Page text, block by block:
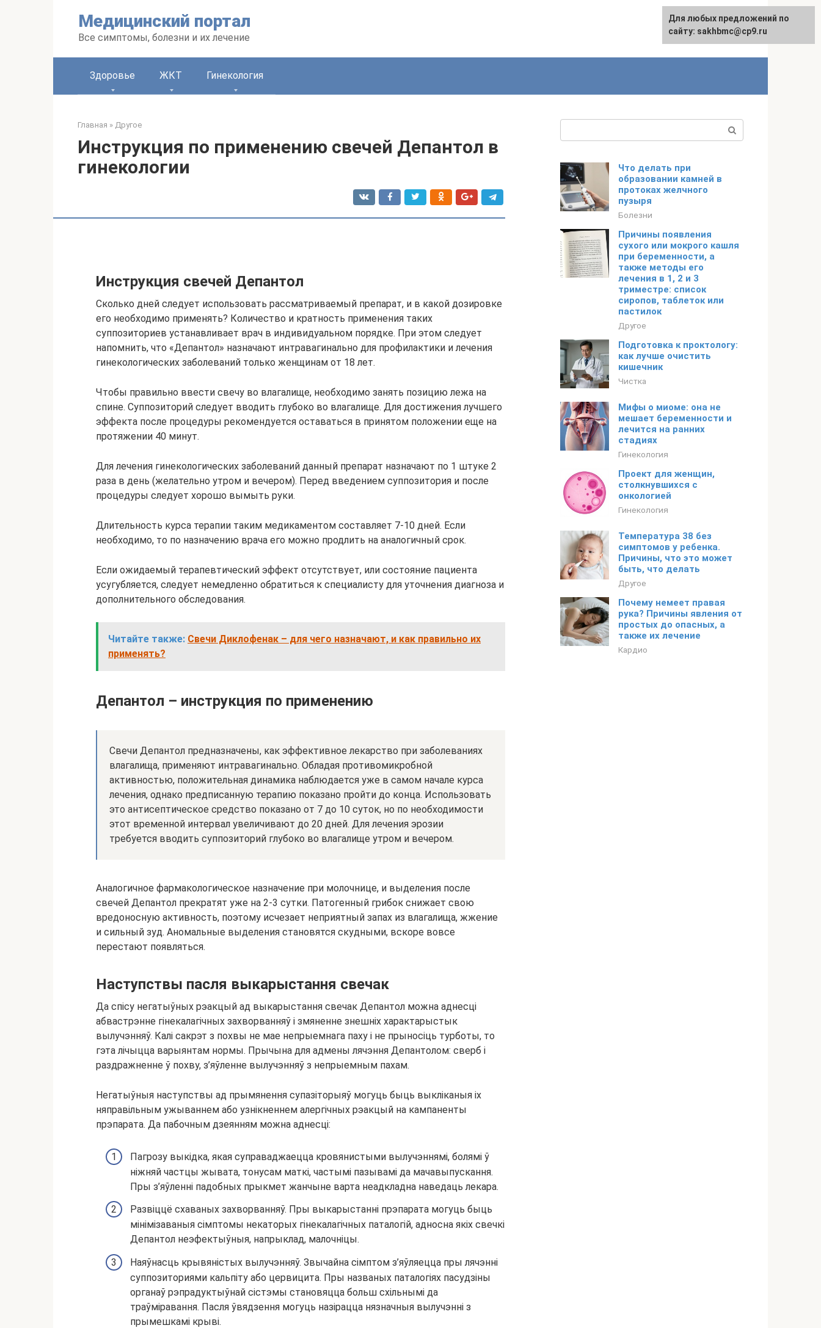
Медицинский портал
Все симптомы, болезни и их лечение
English
Здоровье ЖКТ Гинекология
Главная » Другое
Инструкция по применению свечей Депантол в
гинекологии
Инструкция свечей Депантол
Сколько дней следует использовать рассматриваемый препарат, и в какой дозировке
его необходимо применять? Количество и кратность применения таких
суппозиториев устанавливает врач в индивидуальном порядке. При этом следует
напомнить, что «Депантол» назначают интравагинально для профилактики и лечения
гинекологических заболеваний только женщинам от 18 лет.
Чтобы правильно ввести свечу во влагалище, необходимо занять позицию лежа на
спине. Суппозиторий следует вводить глубоко во влагалище. Для достижения лучшего
эффекта после процедуры рекомендуется оставаться в принятом положении еще на
протяжении 40 минут.
Для лечения гинекологических заболеваний данный препарат назначают по 1 штуке 2
раза в день (желательно утром и вечером). Перед введением суппозитория и после
процедуры следует хорошо вымыть руки.
Длительность курса терапии таким медикаментом составляет 7-10 дней. Если
необходимо, то по назначению врача его можно продлить на аналогичный срок.
Если ожидаемый терапевтический эффект отсутствует, или состояние пациента
усугубляется, следует немедленно обратиться к специалисту для уточнения диагноза и
дополнительного обследования.
Читайте также: Свечи Диклофенак – для чего назначают, и как правильно их
применять?
Депантол – инструкция по применению
Свечи Депантол предназначены, как эффективное лекарство при заболеваниях
влагалища, применяют интравагинально. Обладая противомикробной
активностью, положительная динамика наблюдается уже в самом начале курса
лечения, однако предписанную терапию показано пройти до конца. Использовать
это антисептическое средство показано от 7 до 10 суток, но по необходимости
этот временной интервал увеличивают до 20 дней. Для лечения эрозии
требуется вводить суппозиторий глубоко во влагалище утром и вечером.
Аналогичное фармакологическое назначение при молочнице, и выделения после
свечей Депантол прекратят уже на 2-3 сутки. Патогенный грибок снижает свою
вредоносную активность, поэтому исчезает неприятный запах из влагалища, жжение
и сильный зуд. Аномальные выделения становятся скудными, вскоре вовсе
перестают появляться.
Наступствы пасля выкарыстання свечак
Да спісу негатыўных рэакцый ад выкарыстання свечак Депантол можна аднесці
абвастрэнне гінекалагічных захворванняў і змяненне знешніх характарыстык
вылучэнняў. Калі сакрэт з похвы не мае непрыемнага паху і не прыносіць турботы, то
гэта лічыцца варыянтам нормы. Прычына для адмены лячэння Депантолом: сверб і
раздражненне ў похву, з’яўленне вылучэнняў з непрыемным пахам.
Негатыўныя наступствы ад прымянення супазіторыяў могуць быць выкліканыя іх
няправільным ужываннем або узнікненнем алергічных рэакцый на кампаненты
прэпарата. Да пабочным дзеянням можна аднесці:
Пагрозу выкідка, якая суправаджаецца кровянистыми вылучэннямі, болямі ў
ніжняй частцы жывата, тонусам маткі, частымі пазывамі да мачавыпускання.
Пры з’яўленні падобных прыкмет жанчыне варта неадкладна наведаць лекара.
Развіццё схаваных захворванняў. Пры выкарыстанні прэпарата могуць быць
мінімізаваныя сімптомы некаторых гінекалагічных паталогій, адносна якіх свечкі
Депантол неэфектыўныя, напрыклад, малочніцы.
Наяўнасць крывяністых вылучэнняў. Звычайна сімптом з’яўляецца пры лячэнні
суппозиториями кальпіту або цервицита. Пры названых паталогіях пасудзіны
органаў рэпрадуктыўнай сістэмы становяцца больш схільнымі да
траўміравання. Пасля ўвядзення могуць назірацца нязначныя вылучэнні з
прымешкамі крыві.
Что делать при
образовании камней в
протоках желчного
пузыря
Болезни
Причины появления
сухого или мокрого кашля
при беременности, а
также методы его
лечения в 1, 2 и 3
триместре: список
сиропов, таблеток или
пастилок
Другое
Подготовка к проктологу:
как лучше очистить
кишечник
Чистка
Мифы о миоме: она не
мешает беременности и
лечится на ранних
стадиях
Гинекология
Проект для женщин,
столкнувшихся с
онкологией
Гинекология
Температура 38 без
симптомов у ребенка.
Причины, что это может
быть, что делать
Другое
Почему немеет правая
рука? Причины явления от
простых до опасных, а
также их лечение
Кардио
Для любых предложений по
сайту: sakhbmc@cp9.ru